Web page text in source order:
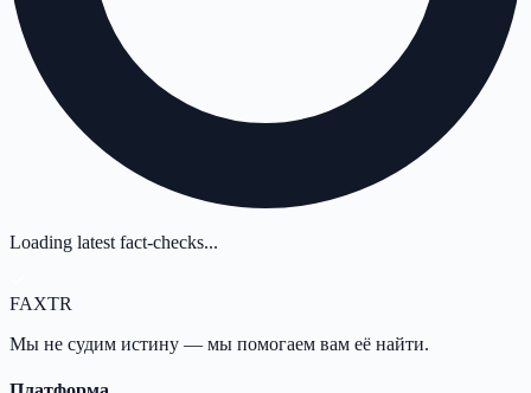
Loading latest fact-checks...
FAXTR
Мы не судим истину — мы помогаем вам её найти.